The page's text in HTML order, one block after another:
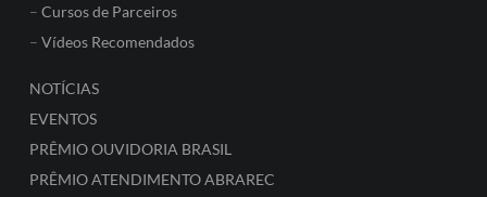
– Cursos de Parceiros
– Vídeos Recomendados
NOTÍCIAS
EVENTOS
PRÊMIO OUVIDORIA BRASIL
PRÊMIO ATENDIMENTO ABRAREC